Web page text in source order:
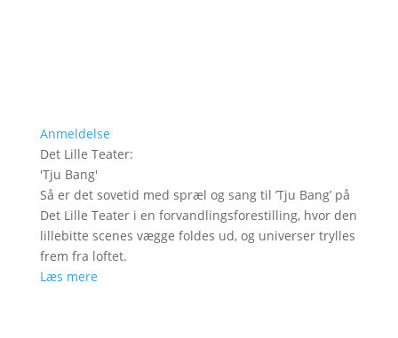
Anmeldelse
Det Lille Teater:
'Tju Bang'
Så er det sovetid med spræl og sang til ’Tju Bang’ på
Det Lille Teater i en forvandlingsforestilling, hvor den
lillebitte scenes vægge foldes ud, og universer trylles
frem fra loftet.
Læs mere